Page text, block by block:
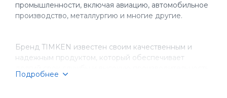
промышленности, включая авиацию, автомобильное
производство, металлургию и многие другие.
Бренд TIMKEN известен своим качественным и
надежным продуктом, который обеспечивает
оборудования. Компания имеет более чем
Подробнее